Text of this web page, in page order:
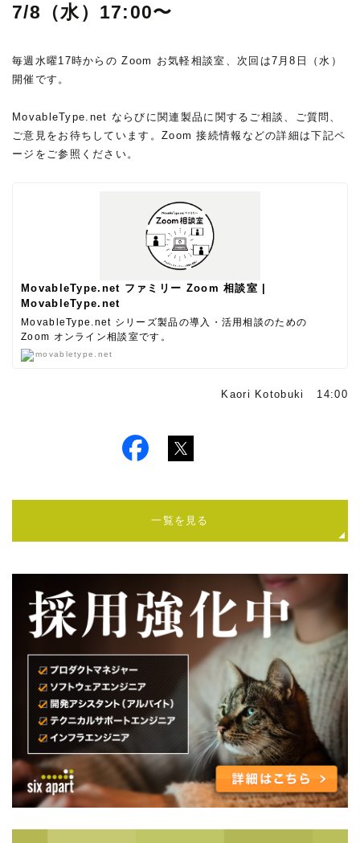
7/8（水）17:00〜
毎週水曜17時からの Zoom お気軽相談室、次回は7月8日（水）
開催です。
MovableType.net ならびに関連製品に関するご相談、ご質問、
ご意見をお待ちしています。Zoom 接続情報などの詳細は下記ペ
ージをご参照ください。
MovableType.net ファミリー Zoom 相談室 |
MovableType.net
MovableType.net シリーズ製品の導入・活用相談のための
Zoom オンライン相談室です。
movabletype.net
Kaori Kotobuki 14:00
一覧を見る